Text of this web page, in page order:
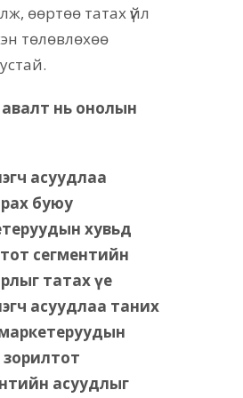
өөртөө татах үйл
төлөвлөхөө
нь онолын
асуудлаа
буюу
хувьд
сегментийн
татах үе
асуудлаа таних
асуудлыг